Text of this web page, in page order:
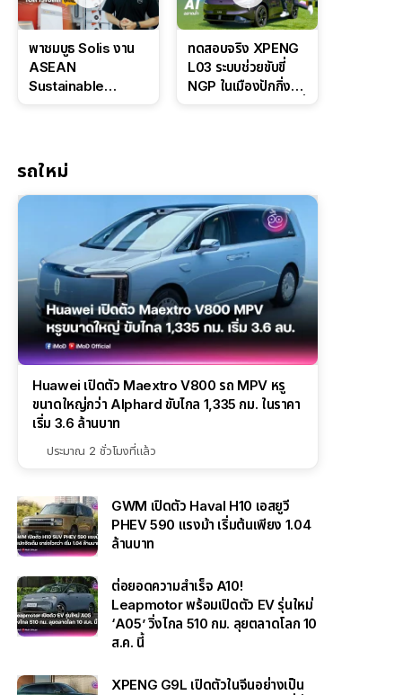
พาชมบูธ Solis งาน
ASEAN
Sustainable
IntelliHouse และ
EverCORE โซลูชัน
ESS ครบวงจร
ทดสอบจริง XPENG
L03 ระบบช่วยขับขี่
NGP ในเมืองปักกิ่ง
รถใหม่
Huawei เปิดตัว Maextro V800 รถ MPV หรู
ขนาดใหญ่กว่า Alphard ขับไกล 1,335 กม. ในราคา
เริ่ม 3.6 ล้านบาท
ประมาณ 2 ชั่วโมงที่แล้ว
GWM เปิดตัว Haval H10 เอสยูวี
PHEV 590 แรงม้า เริ่มต้นเพียง 1.04
ล้านบาท
ต่อยอดความสำเร็จ A10!
Leapmotor พร้อมเปิดตัว EV รุ่นใหม่
‘A05’ วิ่งไกล 510 กม. ลุยตลาดโลก 10
ส.ค. นี้
XPENG G9L เปิดตัวในจีนอย่างเป็น